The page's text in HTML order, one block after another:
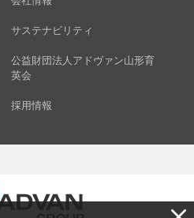
サステナビリティ
公益財団法人アドヴァン山形育
英会
採用情報